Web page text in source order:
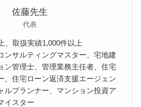
佐藤先生
代表
、取扱実績1,000件以上
ンサルティングマスター、宅地建
ン管理士、管理業務主任者、住宅
、住宅ローン返済支援エージェン
ルプランナー、マンション投資ア
イスター